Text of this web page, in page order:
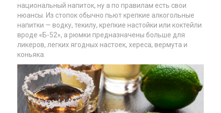
национальный напиток, ну а по правилам есть свои
нюансы. Из стопок обычно пьют крепкие алкогольные
напитки — водку, текилу, крепкие настойки или коктейли
вроде «Б-52», а рюмки предназначены больше для
ликеров, легких ягодных настоек, хереса, вермута и
коньяка.